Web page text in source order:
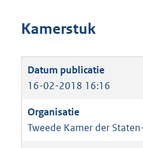
Kamerstuk
16-02-2018 16:16
Tweede Kamer der